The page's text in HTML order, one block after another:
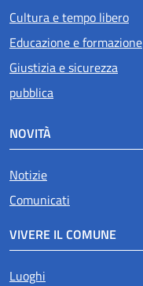
Cultura e tempo libero
Educazione e formazione
Giustizia e sicurezza
pubblica
NOVITÀ
Notizie
Comunicati
VIVERE IL COMUNE
Luoghi